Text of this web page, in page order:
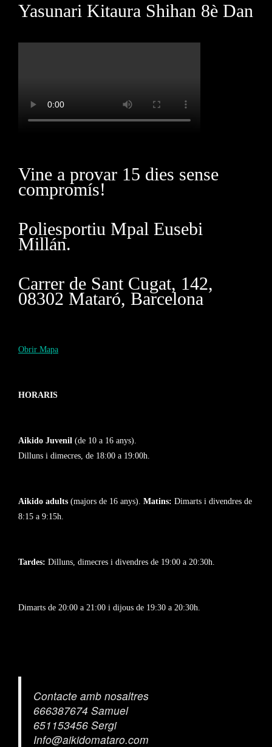
Yasunari Kitaura Shihan 8è Dan
Vine a provar 15 dies sense
compromís!
Poliesportiu Mpal Eusebi
Millán.
Carrer de Sant Cugat, 142,
08302 Mataró, Barcelona
Obrir Mapa
HORARIS
Aikido Juvenil (de 10 a 16 anys).
Dilluns i dimecres, de 18:00 a 19:00h.
Aikido adults (majors de 16 anys). Matins: Dimarts i divendres de
8:15 a 9:15h.
Tardes: Dilluns, dimecres i divendres de 19:00 a 20:30h.
Dimarts de 20:00 a 21:00 i dijous de 19:30 a 20:30h.
Contacte amb nosaltres
666387674 Samuel
651153456 Sergi
Info@aikidomataro.com